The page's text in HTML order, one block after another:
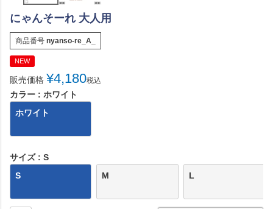
にゃんそーれ 大人用
商品番号 nyanso-re_A_
NEW
販売価格 ¥4,180税込
カラー
ホワイト
ホワイト
サイズ
S
S
M L